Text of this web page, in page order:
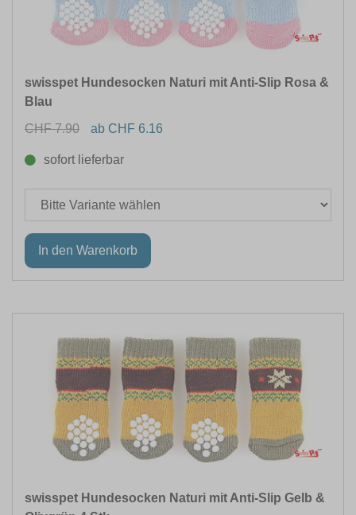
swisspet Hundesocken Naturi mit Anti-Slip Rosa &
Blau
CHF 7.90
ab CHF 6.16
sofort lieferbar
swisspet Hundesocken Naturi mit Anti-Slip Gelb &